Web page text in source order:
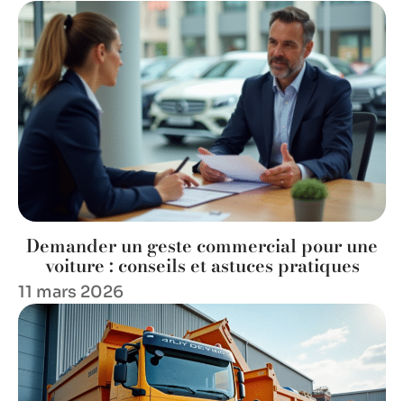
Demander un geste commercial pour une
voiture : conseils et astuces pratiques
11 mars 2026